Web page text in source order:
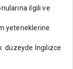
ilgili ve
yeteneklerine
düzeyde İngilizce